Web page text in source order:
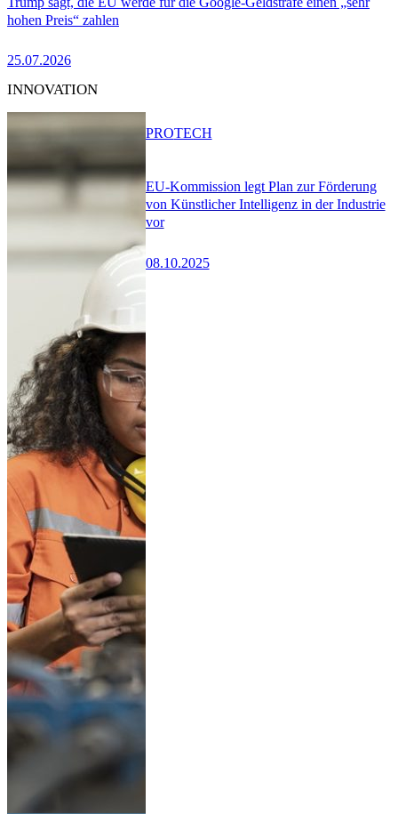
hohen Preis“ zahlen
25.07.2026
INNOVATION
EU-Kommission legt Plan zur Förderung
von Künstlicher Intelligenz in der Industrie
vor
08.10.2025
PROTECH